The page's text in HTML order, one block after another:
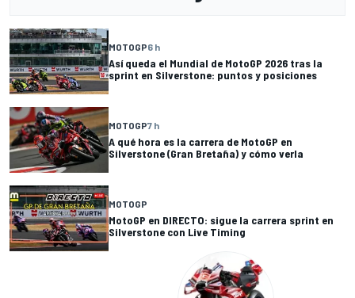
MOTOGP6 h
Así queda el Mundial de MotoGP 2026 tras la
sprint en Silverstone: puntos y posiciones
MOTOGP7 h
A qué hora es la carrera de MotoGP en
Silverstone (Gran Bretaña) y cómo verla
MOTOGP
MotoGP en DIRECTO: sigue la carrera sprint en
Silverstone con Live Timing